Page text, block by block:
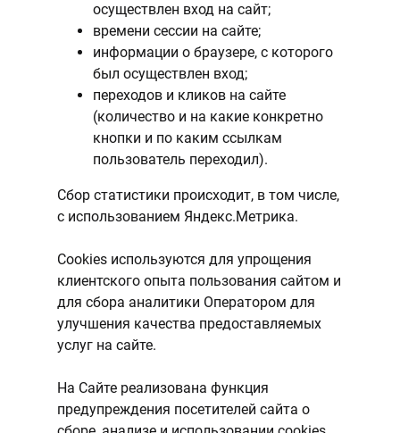
осуществлен вход на сайт;
времени сессии на сайте;
информации о браузере, с которого
был осуществлен вход;
переходов и кликов на сайте
(количество и на какие конкретно
кнопки и по каким ссылкам
пользователь переходил).
Сбор статистики происходит, в том числе,
с использованием Яндекс.Метрика.
Cookies используются для упрощения
клиентского опыта пользования сайтом и
для сбора аналитики Оператором для
улучшения качества предоставляемых
услуг на сайте.
На Сайте реализована функция
предупреждения посетителей сайта о